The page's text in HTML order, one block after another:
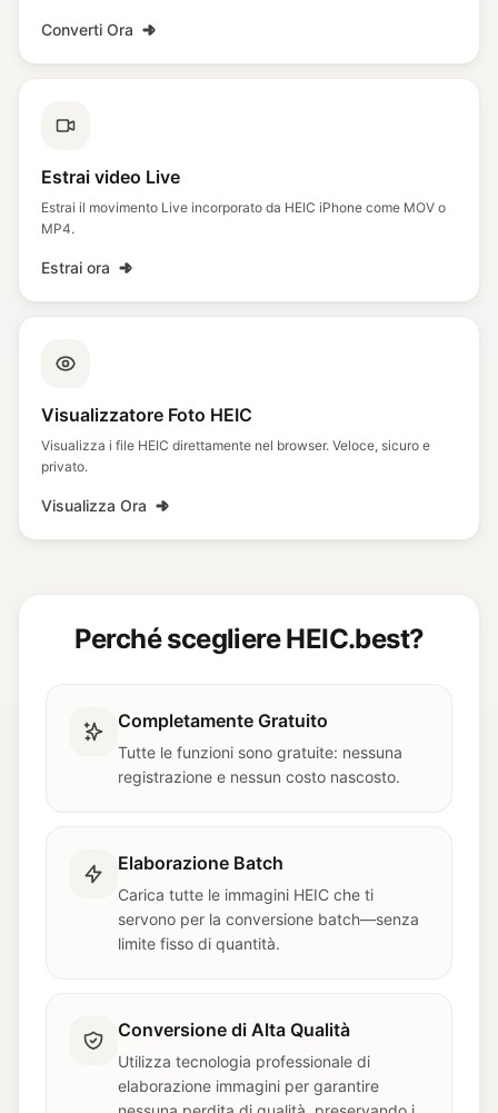
Converti Ora
Estrai video Live
Estrai il movimento Live incorporato da HEIC iPhone come MOV o
MP4.
Estrai ora
Visualizzatore Foto HEIC
Visualizza i file HEIC direttamente nel browser. Veloce, sicuro e
privato.
Visualizza Ora
Perché scegliere HEIC.best?
Completamente Gratuito
Tutte le funzioni sono gratuite: nessuna
registrazione e nessun costo nascosto.
Elaborazione Batch
Carica tutte le immagini HEIC che ti
servono per la conversione batch—senza
limite fisso di quantità.
Conversione di Alta Qualità
Utilizza tecnologia professionale di
elaborazione immagini per garantire